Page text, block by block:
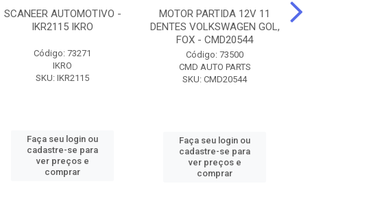
SCANEER AUTOMOTIVO -
IKR2115 IKRO
Código: 73271
IKRO
SKU: IKR2115
Faça seu login ou
cadastre-se para
ver preços e
comprar
MOTOR PARTIDA 12V 11
DENTES VOLKSWAGEN GOL,
FOX - CMD20544
Código: 73500
CMD AUTO PARTS
SKU: CMD20544
Faça seu login ou
cadastre-se para
ver preços e
comprar